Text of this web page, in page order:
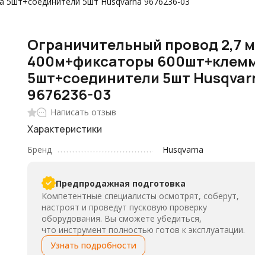
Ограничительный провод 2,7
400м+фиксаторы
5шт+соединители 5шт
9676236-03
Написать отзыв
Характеристики
Бренд Husqvarna
Предпродажная подготовка
Компетентные специалисты осмотрят, соберут,
настроят и проведут пусковую проверку
оборудования. Вы сможете убедиться,
что инструмент полностью готов к эксплуатации.
Узнать подробности